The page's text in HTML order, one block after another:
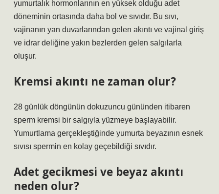
yumurtalık hormonlarının en yüksek olduğu adet
döneminin ortasında daha bol ve sıvıdır. Bu sıvı,
vajinanın yan duvarlarından gelen akıntı ve vajinal giriş
ve idrar deliğine yakın bezlerden gelen salgılarla
oluşur.
Kremsi akıntı ne zaman olur?
28 günlük döngünün dokuzuncu gününden itibaren
sperm kremsi bir salgıyla yüzmeye başlayabilir.
Yumurtlama gerçekleştiğinde yumurta beyazının esnek
sıvısı spermin en kolay geçebildiği sıvıdır.
Adet gecikmesi ve beyaz akıntı
neden olur?